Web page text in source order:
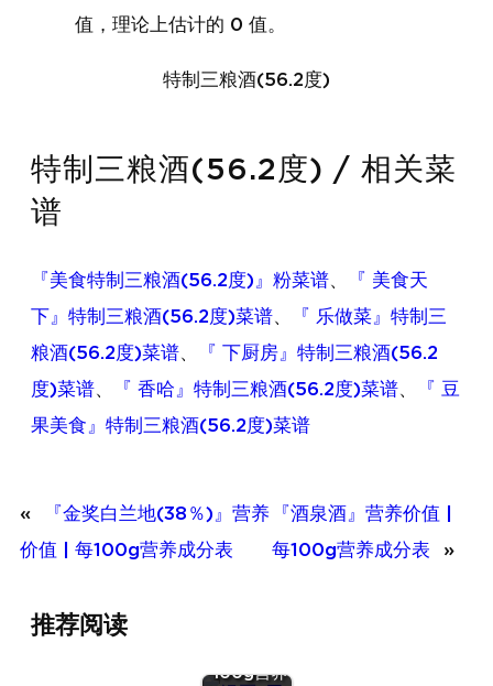
值，理论上估计的 0 值。
特制三粮酒(56.2度)
特制三粮酒(56.2度) / 相关菜
谱
『美食特制三粮酒(56.2度)』粉菜谱、
『 美食天
下』特制三粮酒(56.2度)菜谱、
『 乐做菜』特制三
粮酒(56.2度)菜谱、
『 下厨房』特制三粮酒(56.2
度)菜谱、 『 香哈』特制三粮酒(56.2度)菜谱、
『 豆
果美食』特制三粮酒(56.2度)菜谱
«
『金奖白兰地(38％)』营养
价值 | 每100g营养成分表
『酒泉酒』营养价值 |
每100g营养成分表
»
推荐阅读
100g营养
『蛋（鹌鹑